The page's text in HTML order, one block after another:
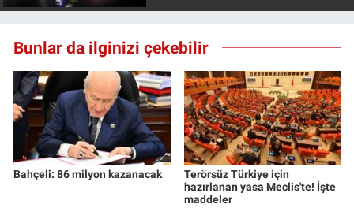
Bunlar da ilginizi çekebilir
Bahçeli: 86 milyon kazanacak
Terörsüz Türkiye için
hazırlanan yasa Meclis'te! İşte
maddeler